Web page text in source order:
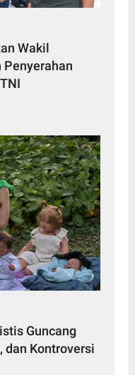
Wakil
Penyerahan
Guncang
dan Kontroversi